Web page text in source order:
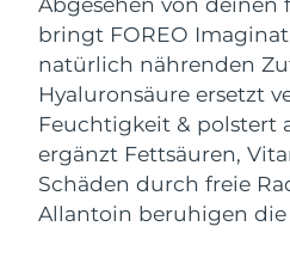
bringt FOREO
natürlich nährenden
Hyaluronsäure ersetzt
Feuchtigkeit & polstert
ergänzt Fettsäuren,
Schäden durch freie
Allantoin beruhigen die
Taiwan
Thailand
Türkei
Vereinigte Arabische
Emirate